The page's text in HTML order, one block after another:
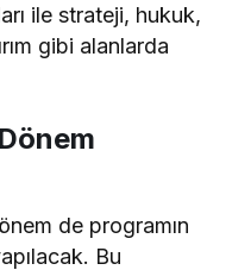
ile strateji, hukuk,
gibi alanlarda
de programın
Bu